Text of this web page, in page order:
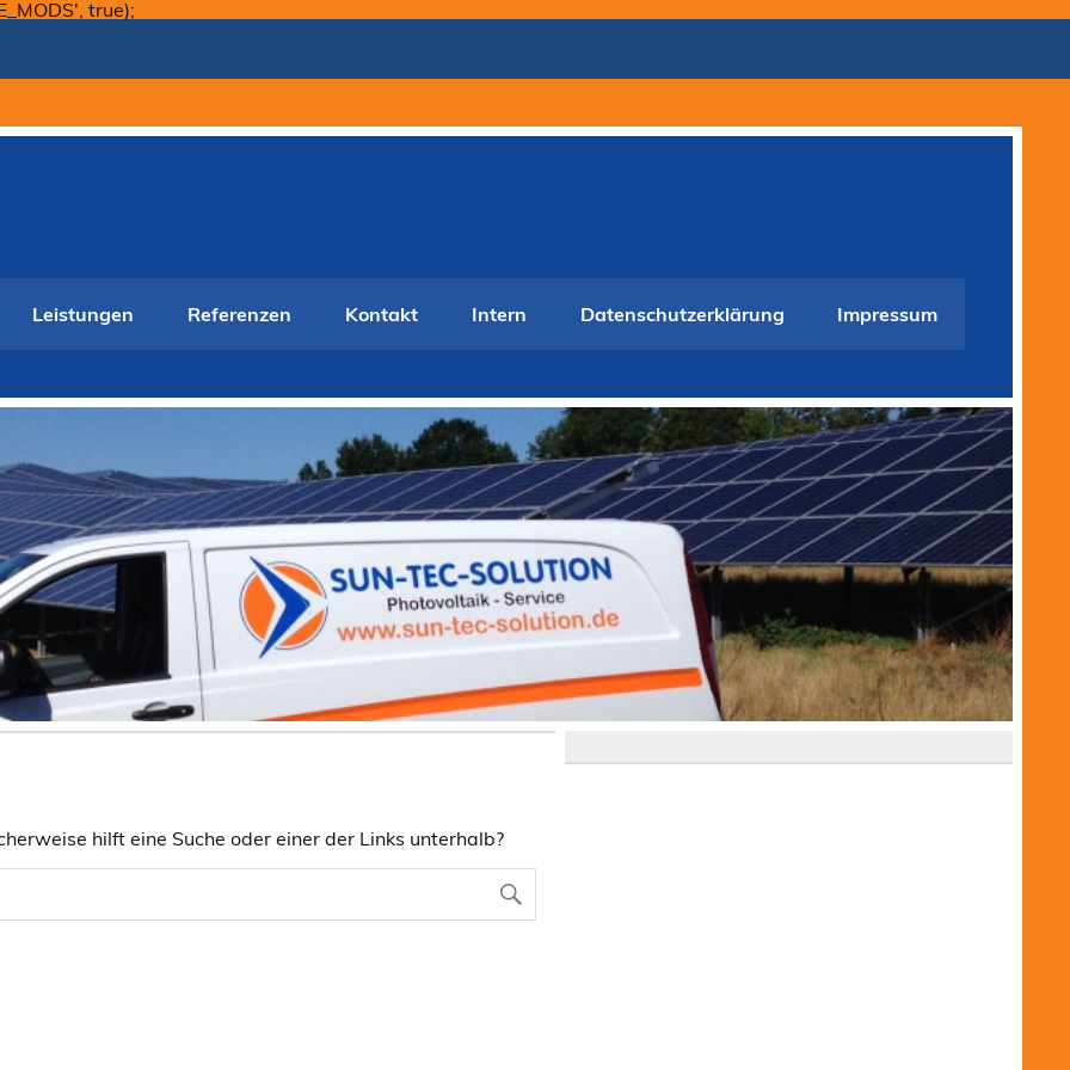
true);
Leistungen Referenzen Kontakt Intern Datenschutzerklärung Impressum
hilft eine Suche oder einer der Links unterhalb?